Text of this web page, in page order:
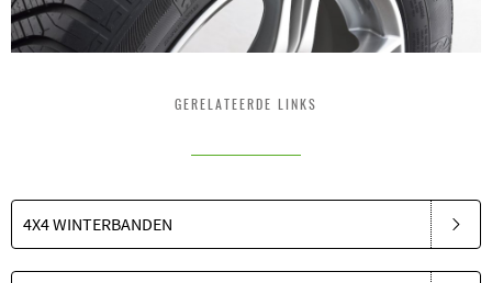
GERELATEERDE LINKS
4X4 WINTERBANDEN